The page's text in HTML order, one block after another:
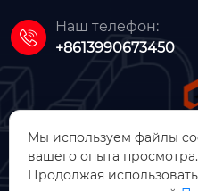

Наш телефон:
+8613990673450
ООО
Мы используем файлы
вашего опыта просмотра.
Продолжая использовать